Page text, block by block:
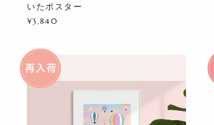
いたポスター
¥3,840